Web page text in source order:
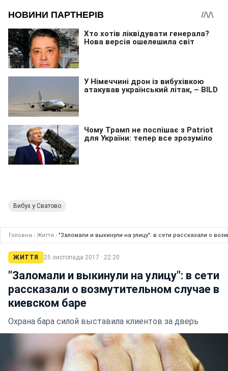
Вибух у Сватово
Головна › Життя › "Заломали и выкинули на улицу": в сети рассказали о
ЖИТТЯ 25 листопада 2017 · 22:20
"Заломали и выкинули на улицу": в сети
рассказали о возмутительном случае в
киевском баре
Охрана бара силой выставила клиентов за дверь